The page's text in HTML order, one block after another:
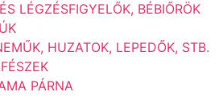
LÉGZÉSFIGYELŐK, BÉBIŐRÖK
HUZATOK, LEPEDŐK, STB.
PÁRNA